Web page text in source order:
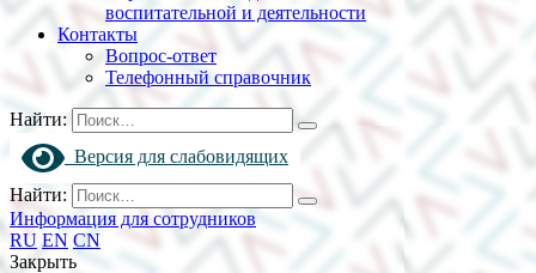
воспитательной и деятельности
Контакты
Вопрос-ответ
Телефонный справочник
Найти:
Версия для слабовидящих
Найти:
Информация для сотрудников
RU EN CN
Закрыть